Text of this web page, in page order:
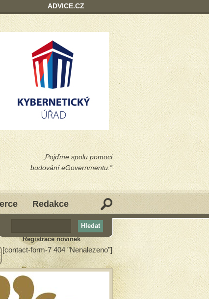
„Pojďme spolu pomoci
budování eGovernmentu.”
Redakce
Registrace novinek
[contact-form-7 404 "Nenalezeno"]
ADVICE.CZ